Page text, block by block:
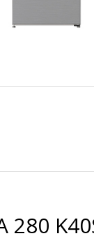
280